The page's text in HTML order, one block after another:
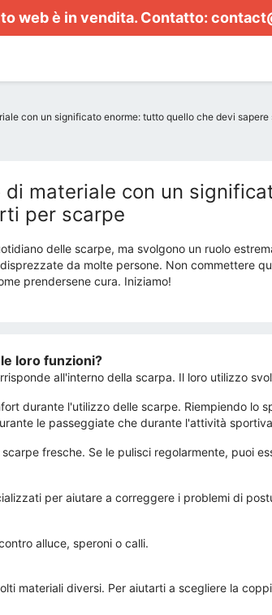
web è in vendita. Contatto:
con un significato enorme: tutto quello che devi sapere
di materiale con un
per scarpe
delle scarpe, ma svolgono un ruolo
da molte persone. Non commettere
prendersene cura. Iniziamo!
loro funzioni?
all'interno della scarpa. Il loro utilizzo
durante l'utilizzo delle scarpe. Riempiendo lo
le passeggiate che durante l'attività
fresche. Se le pulisci regolarmente, puoi
per aiutare a correggere i problemi di
alluce, speroni o calli.
materiali diversi. Per aiutarti a scegliere la